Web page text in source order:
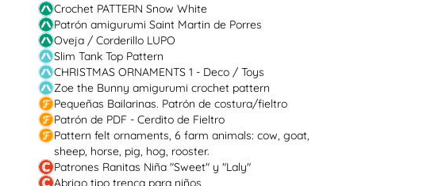
Crochet PATTERN Snow White
Patrón amigurumi Saint Martin de Porres
Oveja / Corderillo LUPO
Slim Tank Top Pattern
CHRISTMAS ORNAMENTS 1 - Deco / Toys
Zoe the Bunny amigurumi crochet pattern
Pequeñas Bailarinas. Patrón de costura/fieltro
Patrón de PDF - Cerdito de Fieltro
Pattern felt ornaments, 6 farm animals: cow, goat,
sheep, horse, pig, hog, rooster.
Patrones Ranitas Niña "Sweet" y "Laly"
Abrigo tipo trenca para niños